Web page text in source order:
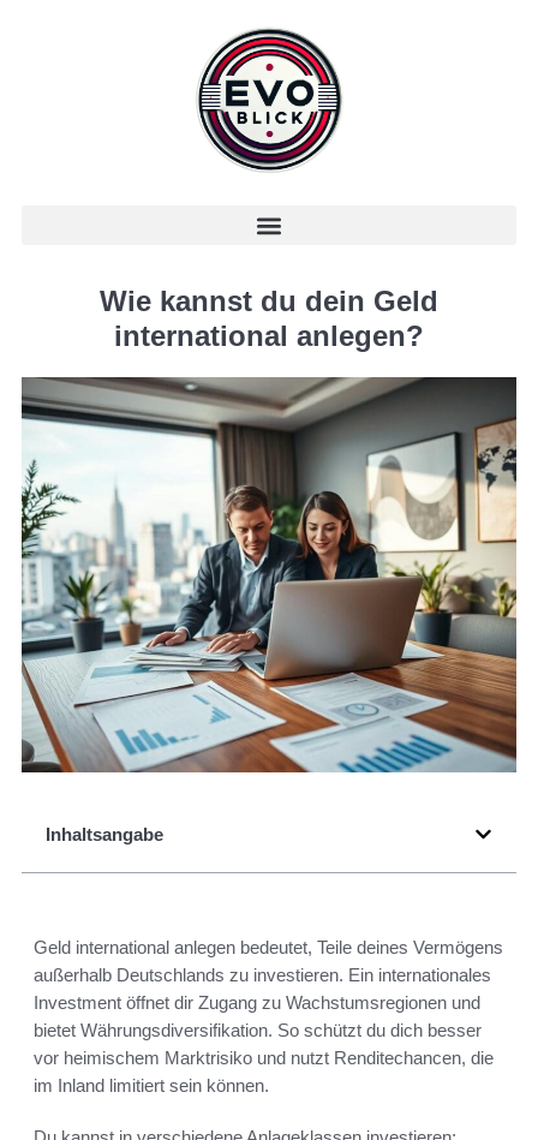
Wie kannst du dein Geld
international anlegen?
Inhaltsangabe
Geld international anlegen bedeutet, Teile deines Vermögens
außerhalb Deutschlands zu investieren. Ein internationales
Investment öffnet dir Zugang zu Wachstumsregionen und
bietet Währungsdiversifikation. So schützt du dich besser
vor heimischem Marktrisiko und nutzt Renditechancen, die
im Inland limitiert sein können.